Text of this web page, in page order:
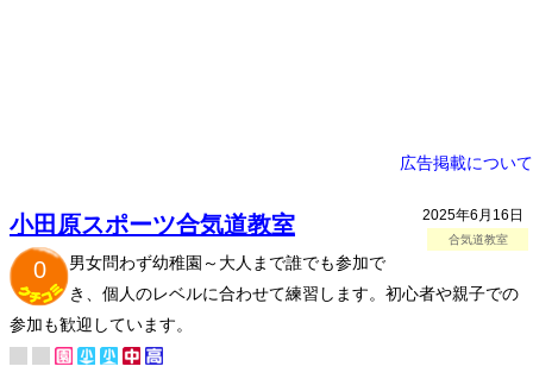
広告掲載について
2025年6月16日
合気道教室
小田原スポーツ合気道教室
0
男女問わず幼稚園～大人まで誰でも参加で
き、個人のレベルに合わせて練習します。初心者や親子での
参加も歓迎しています。